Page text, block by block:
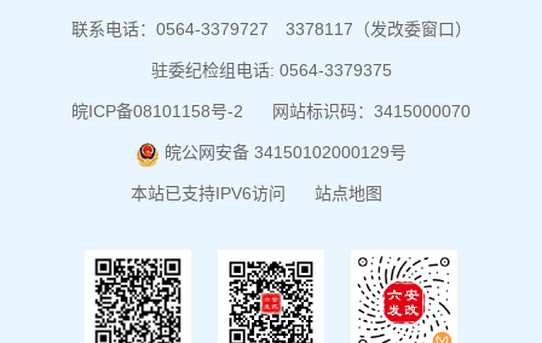
联系电话：0564-3379727 3378117（发改委窗口）
驻委纪检组电话: 0564-3379375
皖ICP备08101158号-2 网站标识码：3415000070
皖公网安备 34150102000129号
本站已支持IPV6访问 站点地图